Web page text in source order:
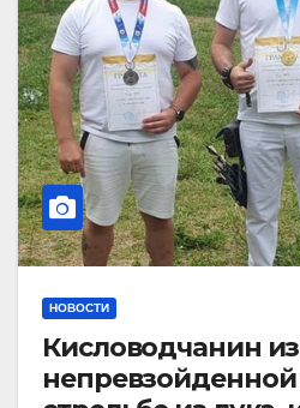
НОВОСТИ
Кисловодчанин